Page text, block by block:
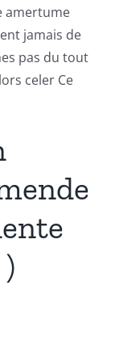
amertume
jamais de
pas du tout
celer Ce